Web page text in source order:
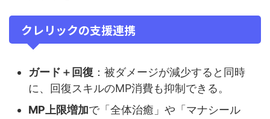
クレリックの支援連携
ガード＋回復 ：被ダメージが減少すると同時
に、回復スキルのMP消費も抑制できる。
MP上限増加で「全体治癒」や「マナシール